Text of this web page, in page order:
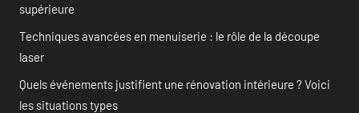
supérieure
Techniques avancées en menuiserie : le rôle de la découpe
laser
Quels événements justifient une rénovation intérieure ? Voici
les situations types